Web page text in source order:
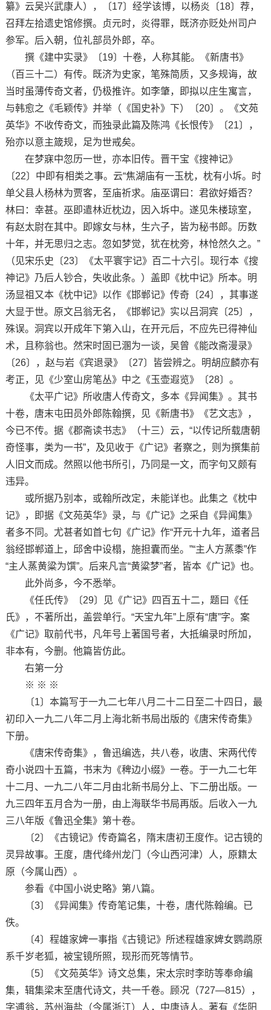
纂》云吴兴武康人），〔17〕经学该博，以杨炎〔18〕荐，
召拜左拾遗史馆修撰。贞元时，炎得罪，既济亦贬处州司户
参军。后入朝，位礼部员外郎，卒。
撰《建中实录》〔19〕十卷，人称其能。《新唐书》
（百三十二）有传。既济为史家，笔殊简质，又多规诲，故
当时虽薄传奇文者，仍极推许。如李肇，即拟以庄生寓言，
与韩愈之《毛颖传》并举（《国史补》下）〔20〕。《文苑
英华》不收传奇文，而独录此篇及陈鸿《长恨传》〔21〕，
殆亦以意主箴规，足为世戒矣。
在梦寐中忽历一世，亦本旧传。晋干宝《搜神记》
〔22〕中即有相类之事。云“焦湖庙有一玉枕，枕有小坼。时
单父县人杨林为贾客，至庙祈求。庙巫谓曰：君欲好婚否？
林曰：幸甚。巫即遣林近枕边，因入坼中。遂见朱楼琼室，
有赵太尉在其中。即嫁女与林，生六子，皆为秘书郎。历数
十年，并无思归之志。忽如梦觉，犹在枕旁，林怆然久之。”
（见宋乐史〔23〕《太平寰宇记》百二十六引。现行本《搜
神记》乃后人钞合，失收此条。）盖即《枕中记》所本。明
汤显祖又本《枕中记》以作《邯郸记》传奇〔24〕，其事遂
大显于世。原文吕翁无名，《邯郸记》实以吕洞宾〔25〕，
殊误。洞宾以开成年下第入山，在开元后，不应先已得神仙
术，且称翁也。然宋时固已溷为一谈，吴曾《能改斋漫录》
〔26〕，赵与岩《宾退录》〔27〕皆尝辨之。明胡应麟亦有
考正，见《少室山房笔丛》中之《玉壶遐览》〔28〕。
《太平广记》所收唐人传奇文，多本《异闻集》。其书
十卷，唐末屯田员外郎陈翰撰，见《新唐书》《艺文志》，
今已不传。据《郡斋读书志》（十三）云，“以传记所载唐朝
奇怪事，类为一书”，及见收于《广记》者察之，则为撰集前
人旧文而成。然照以他书所引，乃同是一文，而字句又颇有
违异。
或所据乃别本，或翰所改定，未能详也。此集之《枕中
记》，即据《文苑英华》录，与《广记》之采自《异闻集》
者多不同。尤甚者如首七句《广记》作“开元十九年，道者吕
翁经邯郸道上，邱舍中设榻，施担囊而坐。”“主人方蒸黍”作
“主人蒸黄粱为馔”。后来凡言“黄粱梦”者，皆本《广记》也。
此外尚多，今不悉举。
《任氏传》〔29〕见《广记》四百五十二，题曰《任
氏》，不著所出，盖尝单行。“天宝九年”上原有“唐”字。案
《广记》取前代书，凡年号上著国号者，大抵编录时所加，
非本有，今删。他篇皆仿此。
右第一分
※ ※ ※
〔1〕本篇写于一九二七年八月二十二日至二十四日，最
初印入一九二八年二月上海北新书局出版的《唐宋传奇集》
下册。
《唐宋传奇集》，鲁迅编选，共八卷，收唐、宋两代传
奇小说四十五篇，书末为《稗边小缀》一卷。于一九二七年
十二月、一九二八年二月由北新书局分上、下二册出版。一
九三四年五月合为一册，由上海联华书局再版。后收入一九
三八年版《鲁迅全集》第十卷。
〔2〕《古镜记》传奇篇名，隋末唐初王度作。记古镜的
灵异故事。王度，唐代绛州龙门（今山西河津）人，原籍太
原（今属山西）。
参看《中国小说史略》第八篇。
〔3〕《异闻集》传奇笔记集，十卷，唐代陈翰编。已
佚。
〔4〕程雄家婢一事指《古镜记》所述程雄家婢女鹦鹉原
系千岁老狐，被宝镜所照，现形而死等情节。
〔5〕《文苑英华》诗文总集，宋太宗时李昉等奉命编
集，辑集梁末至唐代诗文，共一千卷。顾况（727—815），
字逋翁，苏州海盐（今属浙江）人，中唐诗人。著有《华阳